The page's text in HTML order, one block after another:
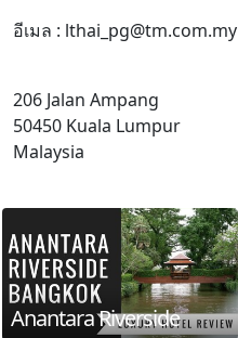
อีเมล : lthai_pg@tm.com.my
206 Jalan Ampang
50450 Kuala Lumpur
Malaysia
Anantara Riverside